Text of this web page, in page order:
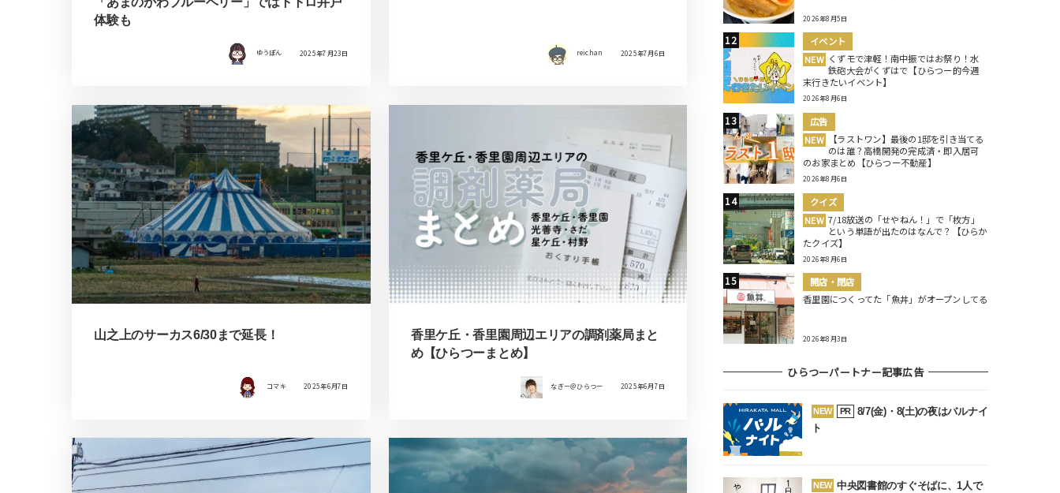
体験も
ゆうぽん 2025年7月23日 reichan 2025年7月6日
山之上のサーカス6/30まで延長！
コマキ 2025年6月7日
香里ケ丘・香里園周辺エリアの調剤薬局まと
め【ひらつーまとめ】
なぎー＠ひらつー 2025年6月7日
2026年8月5日
イベント
NEW くずモで津軽！南中振ではお祭り！水
鉄砲大会がくずはで【ひらつー的今週
末行きたいイベント】
2026年8月6日
広告
NEW
【ラストワン】最後の1邸を引き当てる
のは誰？高橋開発の完成済・即入居可
のお家まとめ【ひらつー不動産】
2026年8月6日
クイズ
NEW 7/18放送の「せやねん！」で「枚方」
という単語が出たのはなんで？【ひらか
たクイズ】
2026年8月6日
開店・閉店
香里園につくってた「魚丼」がオープンしてる
2026年8月3日
ひらつーパートナー記事広告
NEW PR
8/7(金)・8(土)の夜はバルナイ
ト
NEW 中央図書館のすぐそばに、1人で